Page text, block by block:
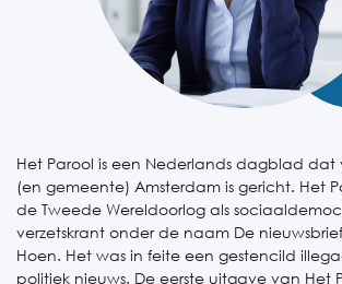
Het Parool is een Nederlands dagblad dat
(en gemeente) Amsterdam is gericht. Het
de Tweede Wereldoorlog als
verzetskrant onder de naam De
Hoen. Het was in feite een gestencild
politiek nieuws. De eerste uitgave van Het